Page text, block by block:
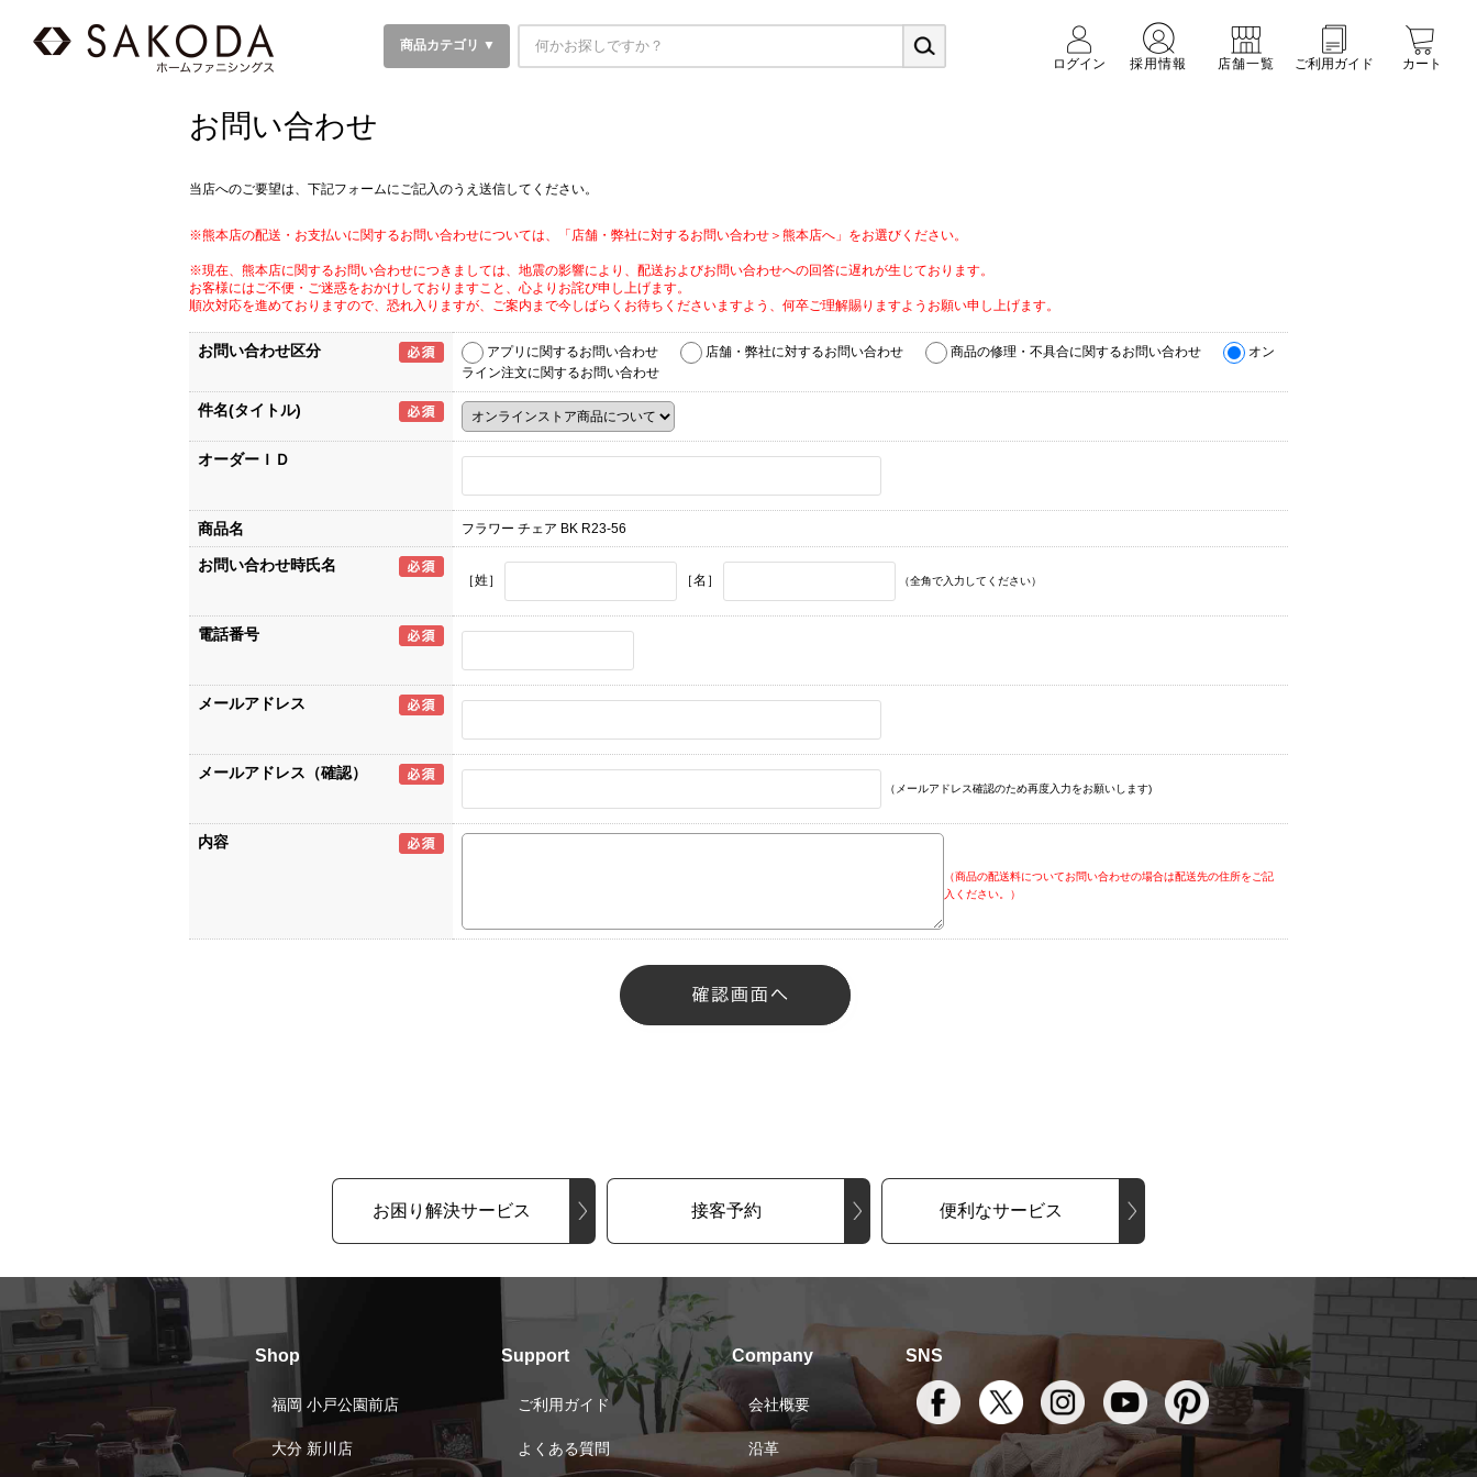
商品カテゴリ ▼
ログイン
採用情報 店舗一覧 ご利用ガイド カート
お問い合わせ
当店へのご要望は、下記フォームにご記入のうえ送信してください。
※熊本店の配送・お支払いに関するお問い合わせについては、「店舗・弊社に対するお問い合わせ＞熊本店へ」をお選びください。
※現在、熊本店に関するお問い合わせにつきましては、地震の影響により、配送およびお問い合わせへの回答に遅れが生じております。
お客様にはご不便・ご迷惑をおかけしておりますこと、心よりお詫び申し上げます。
順次対応を進めておりますので、恐れ入りますが、ご案内まで今しばらくお待ちくださいますよう、何卒ご理解賜りますようお願い申し上げます。
お問い合わせ区分 アプリに関するお問い合わせ 店舗・弊社に対するお問い合わせ 商品の修理・不具合に関するお問い合わせ
オン
ライン注文に関するお問い合わせ
件名(タイトル)
オーダーＩＤ
商品名 フラワー チェア BK R23-56
お問い合わせ時氏名
［姓］ ［名］ （全角で入力してください）
電話番号
メールアドレス
メールアドレス（確認）
（メールアドレス確認のため再度入力をお願いします)
内容
（商品の配送料についてお問い合わせの場合は配送先の住所をご記
入ください。）
お困り解決サービス 接客予約 便利なサービス
Shop
福岡 小戸公園前店
大分 新川店
Support
ご利用ガイド
よくある質問
Company
会社概要
沿革
SNS